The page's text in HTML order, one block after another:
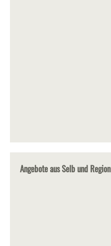
Angebote aus Selb und Region